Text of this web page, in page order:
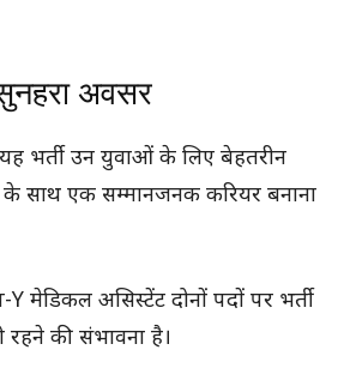
अवसर
भर्ती उन युवाओं के लिए बेहतरीन
साथ एक सम्मानजनक करियर बनाना
Y मेडिकल असिस्टेंट दोनों पदों पर भर्ती
रहने की संभावना है।